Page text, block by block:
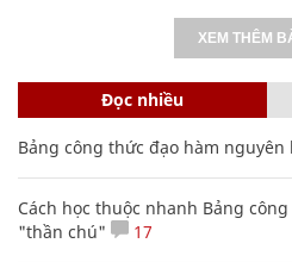
XEM THÊM
Đọc nhiều
Bảng công thức đạo hàm
Cách học thuộc nhanh Bảng
"thần chú"
17